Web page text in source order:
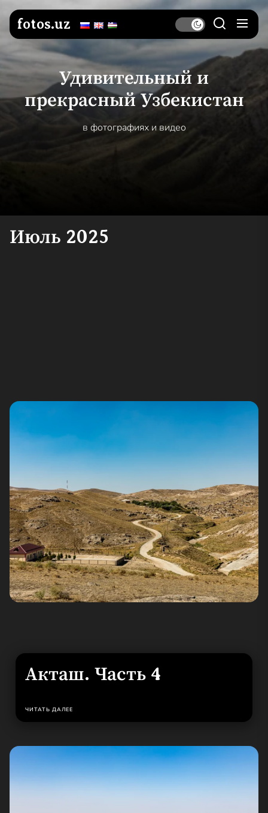
Перейти
содержимому
Удивительный и
прекрасный Узбекистан
в фотографиях и видео
fotos.uz
Июль 2025
Акташ. Часть 4
ЧИТАТЬ ДАЛЕЕ